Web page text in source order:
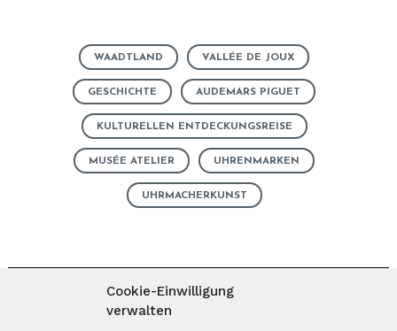
Cookie-Einwilligung
verwalten
WAADTLAND VALLÉE DE JOUX
GESCHICHTE AUDEMARS PIGUET
KULTURELLEN ENTDECKUNGSREISE
MUSÉE ATELIER UHRENMARKEN
UHRMACHERKUNST